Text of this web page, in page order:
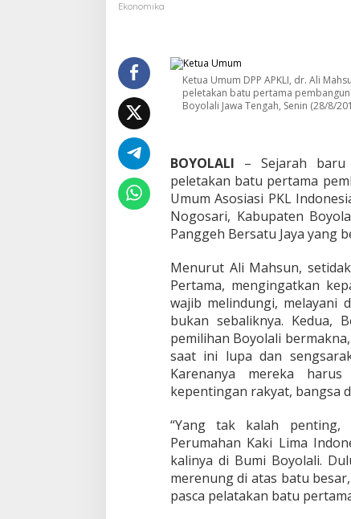
,
P
e
r
h
a
n
K
a
k
L
i
m
a
I
n
d
e
a
H
a
d
i
Ekonomika
Ketua Umum DPP APKLI, dr. Ali
peletakan batu pertama
Boyolali Jawa Tengah, Senin (28/8/
BOYOLALI – Sejarah baru
peletakan batu pertama
Umum Asosiasi PKL
Nogosari, Kabupaten
Panggeh Bersatu Jaya yang
Menurut Ali Mahsun,
Pertama, mengingatkan
wajib melindungi, melayani
bukan sebaliknya. Kedua,
pemilihan Boyolali
saat ini lupa dan
Karenanya mereka
kepentingan rakyat, bangsa
“Yang tak kalah penting,
Perumahan Kaki Lima
kalinya di Bumi Boyolali.
merenung di atas batu
pasca pelatakan batu